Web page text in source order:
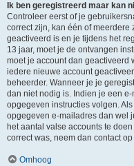
Ik ben geregistreerd maar kan
Controleer eerst of je
correct zijn, kan één of meerdere
geactiveerd is en je tijdens het
13 jaar, moet je de ontvangen
moet je account dan geactiveerd
iedere nieuwe account
beheerder. Wanneer je je
dan niet nodig is. Indien je een
opgegeven instructies volgen.
opgegeven e-mailadres dan wel
het aantal valse accounts te
correct was, neem dan contact
Omhoog